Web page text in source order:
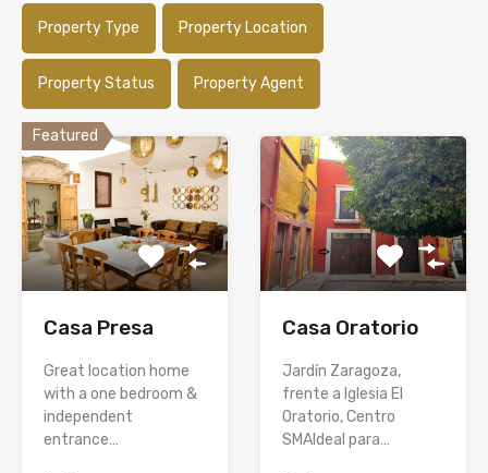
Property Type Property Location
Property Status Property Agent
Featured
Casa Presa
Great location home
with a one bedroom &
independent
entrance…
Casa Oratorio
Jardín Zaragoza,
frente a Iglesia El
Oratorio, Centro
SMAIdeal para…